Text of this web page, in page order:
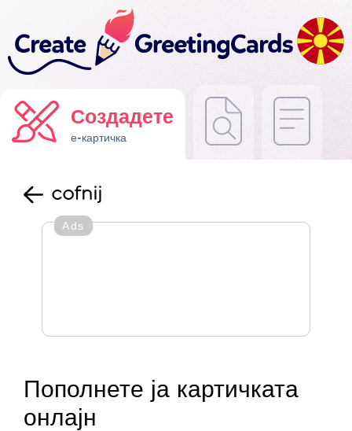
Создадете
е-картичка
cofnij
Ads
Пополнете ја картичката
онлајн